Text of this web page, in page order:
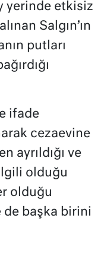
yerinde etkisiz
Salgın’ın
putları
ifade
cezaevine
ayrıldığı ve
olduğu
olduğu
başka birini